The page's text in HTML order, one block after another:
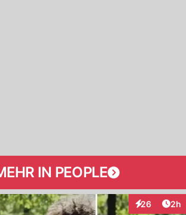
IN PEOPLE
26
Interaktionen
2h